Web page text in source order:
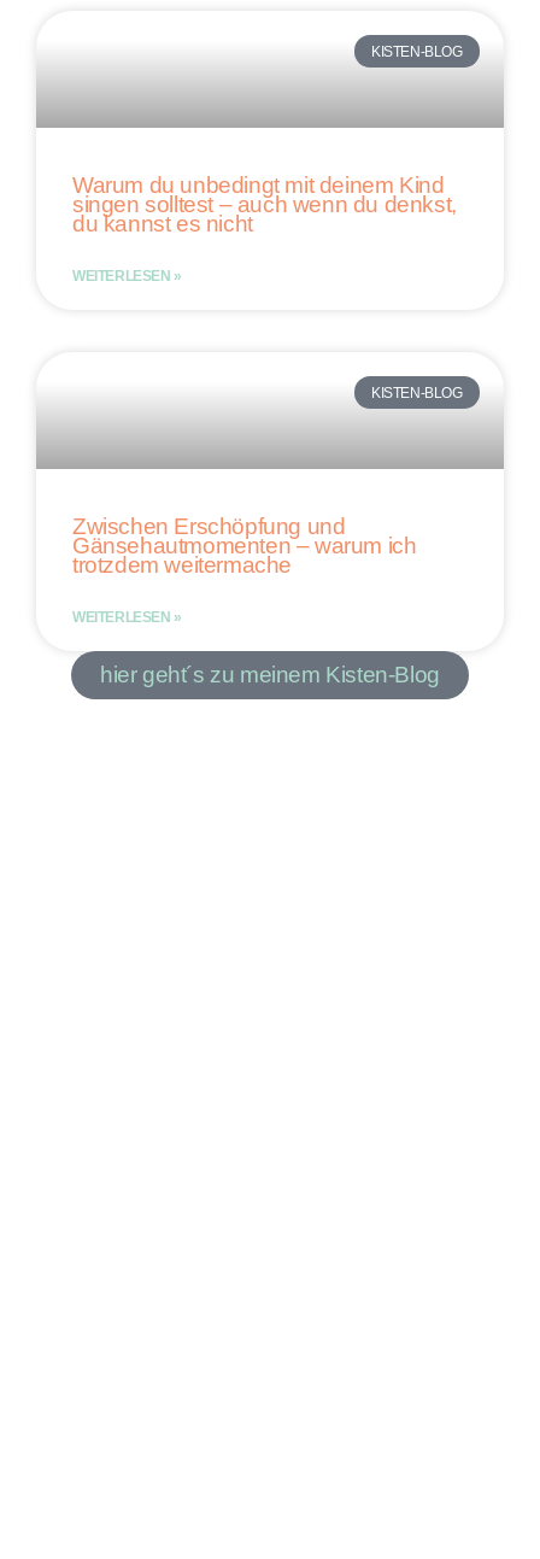
KISTEN-BLOG
Warum du unbedingt mit deinem Kind
singen solltest – auch wenn du denkst,
du kannst es nicht
WEITERLESEN »
KISTEN-BLOG
Zwischen Erschöpfung und
Gänsehautmomenten – warum ich
trotzdem weitermache
WEITERLESEN »
hier geht´s zu meinem Kisten-Blog